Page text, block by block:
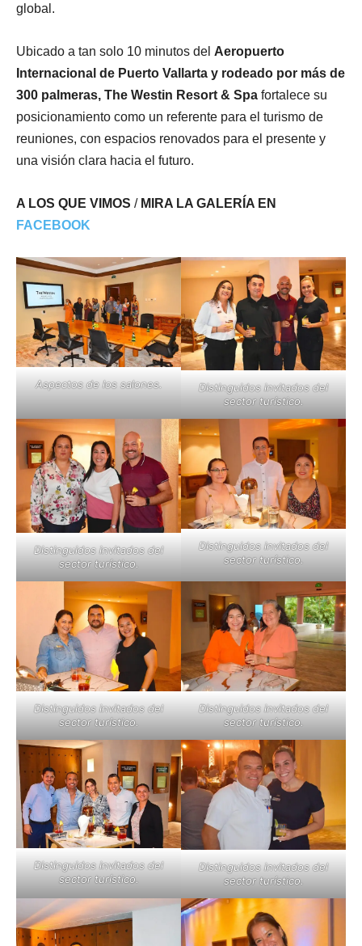
global.
Ubicado a tan solo 10 minutos del Aeropuerto
Internacional de Puerto Vallarta y rodeado por más de
300 palmeras, The Westin Resort & Spa fortalece su
posicionamiento como un referente para el turismo de
reuniones, con espacios renovados para el presente y
una visión clara hacia el futuro.
A LOS QUE VIMOS / MIRA LA GALERÍA EN
FACEBOOK
Aspectos de los salones.
Distinguidos invitados del
sector turístico.
Distinguidos invitados del
sector turístico.
Distinguidos invitados del
sector turístico.
Distinguidos invitados del
sector turístico.
Distinguidos invitados del
sector turístico.
Distinguidos invitados del
sector turístico.
Distinguidos invitados del
sector turístico.